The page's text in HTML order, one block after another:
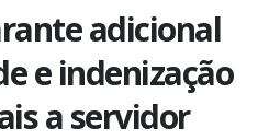
adicional
e indenização
a servidor